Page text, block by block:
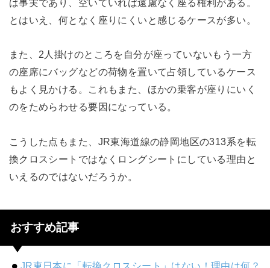
は事実であり、空いていれば遠慮なく座る権利がある。
とはいえ、何となく座りにくいと感じるケースが多い。
また、2人掛けのところを自分が座っていないもう一方
の座席にバッグなどの荷物を置いて占領しているケース
もよく見かける。これもまた、ほかの乗客が座りにいく
のをためらわせる要因になっている。
こうした点もまた、JR東海道線の静岡地区の313系を転
換クロスシートではなくロングシートにしている理由と
いえるのではないだろうか。
おすすめ記事
JR東日本に「転換クロスシート」はない！理由は何？